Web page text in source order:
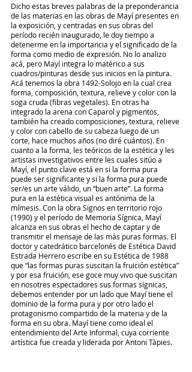
Dicho estas breves palabras de la preponderancia
de las materias en las obras de Mayí presentes en
la exposición, y centradas en sus obras del
período recién inaugurado, le doy tiempo a
detenerme en la importancia y el significado de la
forma como medio de expresión. No lo analizo
acá, pero Mayí integra lo matérico a sus
cuadros/pinturas desde sus inicios en la pintura.
Acá tenemos la obra 1492-Solojo en la cual crea
forma, composición, textura, relieve y color con la
soga cruda (fibras vegetales). En otras ha
integrado la arena con Caparol y pigmentos,
también ha creado composiciones, textura, relieve
y color con cabello de su cabeza luego de un
corte, hace muchos años (no diré cuántos). En
cuanto a la forma, les teóricos de la estética y les
artistas investigativos entre les cuales sitúo a
Mayí, el punto clave está en si la forma pura
puede ser significante y si la forma pura puede
ser/es un arte válido, un “buen arte”. La forma
pura en la estética visual es antónima de la
mímesis. Con la obra Signos en territorio rojo
(1990) y el período de Memoria Sígnica, Mayí
alcanza en sus obras el hecho de captar y de
transmitir el mensaje de las más puras formas. El
doctor y catedrático barcelonés de Estética David
Estrada Herrero escribe en su Estética de 1988
que “las formas puras suscitan la fruición estética”
y por esa fruición, ese goce muy vivo que suscitan
en nosotres espectadores sus formas sígnicas,
debemos entender por un lado que Mayí tiene el
dominio de la forma pura y por otro lado el
protagonismo compartido de la materia y de la
forma en su obra. Mayí tiene como ideal el
entendimiento del Arte Informal, cuya corriente
artística fue creada y liderada por Antoni Tàpies.